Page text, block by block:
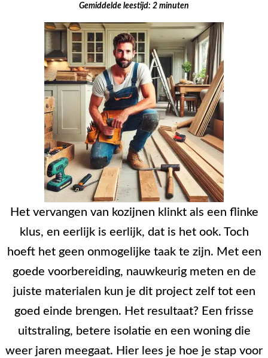
Gemiddelde leestijd: 2 minuten
Het vervangen van kozijnen klinkt als een flinke
klus, en eerlijk is eerlijk, dat is het ook. Toch
hoeft het geen onmogelijke taak te zijn. Met een
goede voorbereiding, nauwkeurig meten en de
juiste materialen kun je dit project zelf tot een
goed einde brengen. Het resultaat? Een frisse
uitstraling, betere isolatie en een woning die
weer jaren meegaat. Hier lees je hoe je stap voor